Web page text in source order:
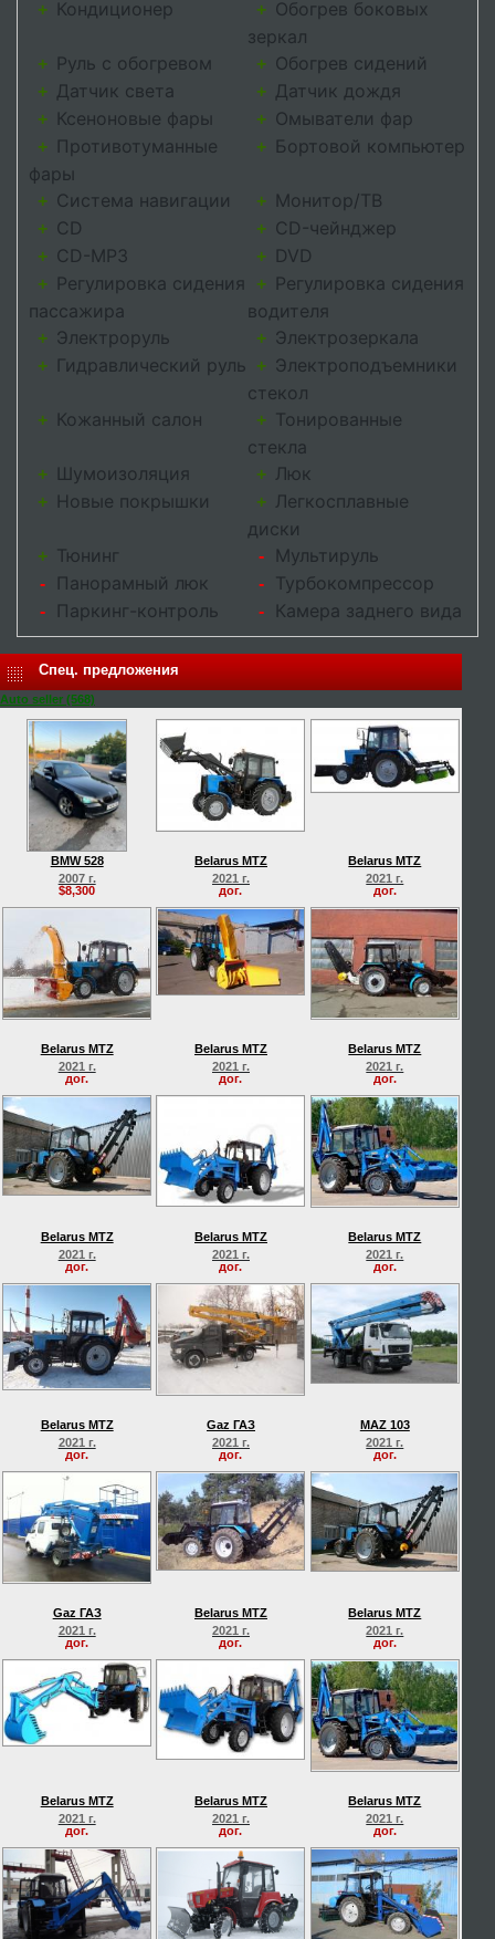
+ Кондиционер + Обогрев боковых
зеркал
+ Руль с обогревом + Обогрев сидений
+ Датчик света + Датчик дождя
+ Ксеноновые фары + Омыватели фар
+ Противотуманные
фары
+ Бортовой компьютер
+ Система навигации + Монитор/ТВ
+ CD + CD-чейнджер
+ CD-MP3 + DVD
+ Регулировка сидения
пассажира
+ Регулировка сидения
водителя
+ Электроруль + Электрозеркала
+ Гидравлический руль + Электроподъемники
стекол
+ Кожанный салон +
Тонированные
стекла
+ Шумоизоляция + Люк
+ Новые покрышки + Легкосплавные
диски
+ Тюнинг - Мультируль
- Панорамный люк - Турбокомпрессор
- Паркинг-контроль - Камера заднего вида
Спец. предложения
Auto seller (568)
BMW 528
2007 г.
$8,300
Belarus MTZ
2021 г.
дог.
Belarus MTZ
2021 г.
дог.
Belarus MTZ
2021 г.
дог.
Belarus MTZ
2021 г.
дог.
Belarus MTZ
2021 г.
дог.
Belarus MTZ
2021 г.
дог.
Belarus MTZ
2021 г.
дог.
Belarus MTZ
2021 г.
дог.
Belarus MTZ
2021 г.
дог.
Gaz ГАЗ
2021 г.
дог.
MAZ 103
2021 г.
дог.
Gaz ГАЗ
2021 г.
дог.
Belarus MTZ
2021 г.
дог.
Belarus MTZ
2021 г.
дог.
Belarus MTZ
2021 г.
дог.
Belarus MTZ
2021 г.
дог.
Belarus MTZ
2021 г.
дог.